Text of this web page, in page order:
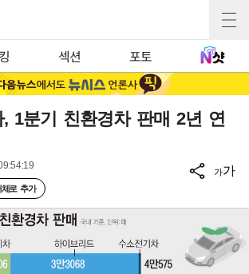
섹션 포토
1분기 친환경차 판매 2년 연
로 추가
가가